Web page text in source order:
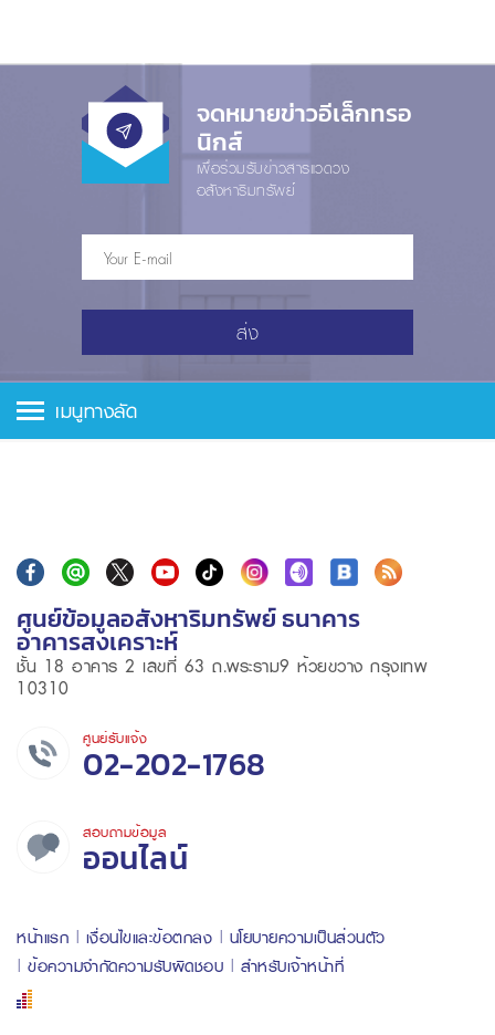
จดหมายข่าวอีเล็กทรอ
นิกส์
เพื่อร่วมรับข่าวสารแวดวง
อสังหาริมทรัพย์
ส่ง
เมนูทางลัด
ศูนย์ข้อมูลอสังหาริมทรัพย์ ธนาคาร
อาคารสงเคราะห์
ชั้น 18 อาคาร 2 เลขที่ 63 ถ.พระราม9 ห้วยขวาง กรุงเทพ
10310
ศูนย์รับแจ้ง
02-202-1768
สอบถามข้อมูล
ออนไลน์
หน้าแรก เงื่อนไขและข้อตกลง
นโยบายความเป็นส่วนตัว
ข้อความจำกัดความรับผิดชอบ
สำหรับเจ้าหน้าที่